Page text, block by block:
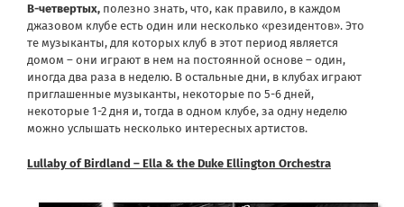
В-четвертых, полезно знать, что, как правило, в каждом
джазовом клубе есть один или несколько «резидентов». Это
те музыканты, для которых клуб в этот период является
домом – они играют в нем на постоянной основе – один,
иногда два раза в неделю. В остальные дни, в клубах играют
приглашенные музыканты, некоторые по 5-6 дней,
некоторые 1-2 дня и, тогда в одном клубе, за одну неделю
можно услышать несколько интересных артистов.
Lullaby of Birdland – Ella & the Duke Ellington Orchestra